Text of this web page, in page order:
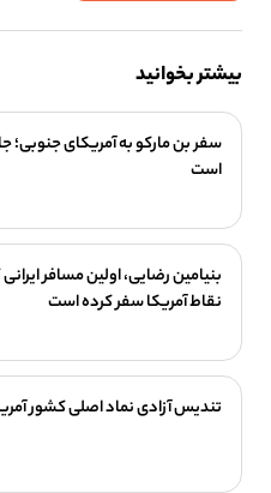
بیشتر بخوانید
سفر بن مارکو به آمریکای جنوبی؛
است
نقاط آمریکا سفر کرده است
تندیس آزادی نماد اصلی کشور